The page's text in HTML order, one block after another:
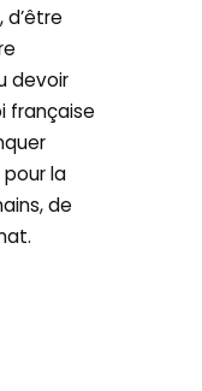
devoir
française
la
de